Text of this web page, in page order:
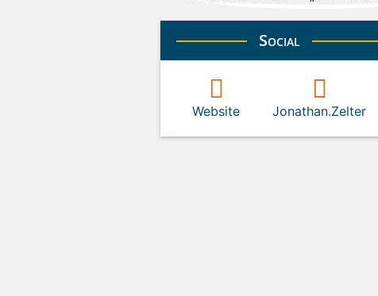
Social
Website Jonathan.Zelter